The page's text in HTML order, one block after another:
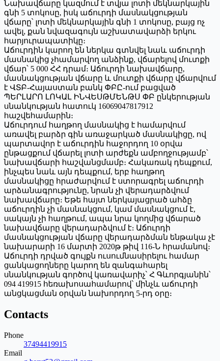
Նախավճարը կազմում է տվյա լոտի մեկնարկային
գնի 5 տոկոսը, իսկ աճուրդի մասնակցության
վճարը՝ լոտի մեկնարկային գնի 1 տոկոսը, բայց ոչ
ավել, քան նվազագույն աշխատավարձի երկու
հարյուրապատիկը։
Աճուրդին կարող են ներկա գտնվել նաև աճուրդի
մասնակից չհամարվող անձինք, վճարելով մուտքի
վճար՝ 5 000 ՀՀ դրամ։ Աճուրդի նախավճարը,
մասնակցության վճարը և մուտքի վճարը վճարվում
է ՎՏԲ-Հայաստան բանկ ՓԲԸ-ում բացված
ՊԵՐԼԱՐՈ ԼՈԿԱԼ ԻՆՎԵՍԹՄԵՆԹՍ ՓԲ ընկերության
սնանկության հատուկ 16069047817912
հաշվեհամարին։
Աճուրդում հաղթող մասնակից է համարվում
առավել բարձր գին առաջարկած մասնակիցը, ով
պարտավոր է աճուրդին հաջորդող 10 օրվա
ընթացքում վճարել լոտի արժեքն ամբողջությամբ՝
նախավճարի հաշվանցմամբ։ Հակառակ դեպքում,
ինչպես նաև այն դեպքում, երբ հաղթող
մասնակիցը հրաժարվում է ստորագրել աճուրդի
արձանագրությունը, նրան չի վերադարձվում
նախավճարը։ Եթե հայտ ներկայացրած ահձը
աճուրդին չի մասնակցում, կամ մասնակցում է,
սակայն չի հաղթում, ապա նրա կողմից վճարած
նախավճարը վերադարձվում է։ Աճուրդի
մասնակցության վճարը վերադարձման ենթակա չէ
նախարարի 16 մարտի 2020թ թիվ 116-Ն հրամանով։
Աճուրդի դրված գույքն ուսումնասիրելու համար
ցանկացողները կարող են զանգահարել
սնանկության գործով կառավարիչ՝ Հ Գևորգյանին՝
094 419915 հեռախոսահամարով՝ մինչև աճուրդի
անցկացման օրվան նախորդող 5-րդ օրը։
Contacts
Phone
37494419915
Email